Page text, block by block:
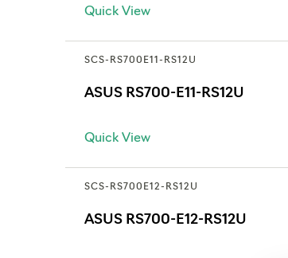
Quick View
SCS-RS700E11-RS12U
ASUS RS700-E11-RS12U
Quick View
SCS-RS700E12-RS12U
ASUS RS700-E12-RS12U